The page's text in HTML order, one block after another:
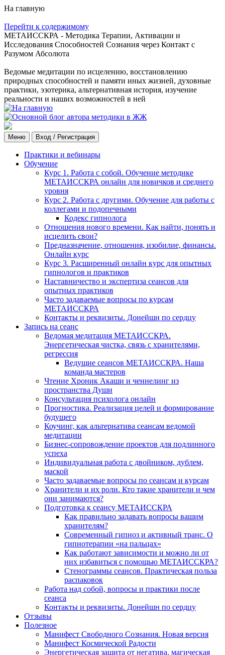
На главную
Перейти к содержимому
МЕТАИССКРА - Методика Терапии, Активации и
Исследования Способностей Сознания через Контакт с
Разумом Абсолюта
Ведомые медитации по исцелению, восстановлению
природных способностей и памяти иных жизней, духовные
практики, эзотерика, альтернативная история, изучение
реальности и наших возможностей в ней
Меню Вход / Регистрация
Практики и вебинары
Обучение
Курс 1. Работа с собой. Обучение методике
МЕТАИССКРА онлайн для новичков и среднего
уровня
Курс 2. Работа с другими. Обучение для работы с
коллегами и подопечными
Кодекс гипнолога
Отношения нового времени. Как найти, понять и
исцелить свои?
Предназначение, отношения, изобилие, финансы.
Онлайн курс
Курс 3. Расширенный онлайн курс для опытных
гипнологов и практиков
Наставничество и экспертиза сеансов для
опытных практиков
Часто задаваемые вопросы по курсам
МЕТАИССКРА
Контакты и реквизиты. Донейшн по сердцу
Запись на сеанс
Ведомая медитация МЕТАИССКРА.
Энергетическая чистка, связь с хранителями,
регрессия
Ведущие сеансов МЕТАИССКРА. Наша
команда мастеров
Чтение Хроник Акаши и ченнелинг из
пространства Души
Консультация психолога онлайн
Прогностика. Реализация целей и формирование
будущего
Коучинг, как альтернатива сеансам ведомой
медитации
Бизнес-сопровождение проектов для подлинного
успеха
Индивидуальная работа с двойником, дублем,
маской
Часто задаваемые вопросы по сеансам и курсам
Хранители и их роли. Кто такие хранители и чем
они занимаются?
Подготовка к сеансу МЕТАИССКРА
Как правильно задавать вопросы вашим
хранителям?
Современный гипноз и активный транс. О
гипнотерапии «на пальцах»
Как работают зависимости и можно ли от
них избавиться с помощью МЕТАИССКРА?
Стенограммы сеансов. Практическая польза
распаковок
Работа над собой, вопросы и практики после
сеанса
Контакты и реквизиты. Донейшн по сердцу
Отзывы
Полезное
Манифест Свободного Сознания. Новая версия
Манифест Космической Радости
Энергетическая защита от негатива, магическая